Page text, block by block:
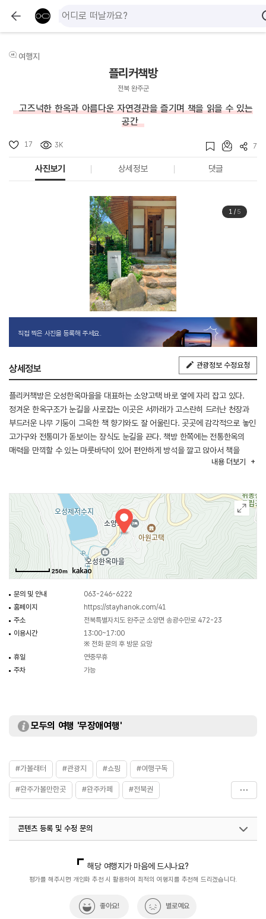
여행지
플리커책방
전북 완주군
고즈넉한 한옥과 아름다운 자연경관을 즐기며 책을 읽을 수 있는
공간
17 3K 7
사진보기 상세정보 댓글
1/ 5
직접 찍은 사진을 등록해 주세요.
상세정보 관광정보 수정요청
플리커책방은 오성한옥마을을 대표하는 소양고택 바로 옆에 자리 잡고 있다.
정겨운 한옥구조가 눈길을 사로잡는 이곳은 서까래가 고스란히 드러난 천장과
부드러운 나무 기둥이 그윽한 책 향기와도 잘 어울린다. 곳곳에 감각적으로 놓인
고가구와 전통미가 돋보이는 장식도 눈길을 끈다. 책방 한쪽에는 전통한옥의
매력을 만끽할 수 있는 마룻바닥이 있어 편안하게 방석을 깔고 앉아서 책을
읽거나 이야기를 나눌 수 있다. 또 기둥 사이에 널찍한 여닫이 창문을 배치해
테라스에선 한옥마을의 정취를 오롯이 즐기기 좋다. 큐레이션서점으로 운영되고
있는 플리커책방엔 소설과 에세이, 시집 등 다양한 종류의 책이 있다. 책을
구매하는 것은 물론 따뜻한 차 한 잔의 여유도 누릴 수 있다.
내용 더보기
250m
문의 및 안내
063-246-6222
홈페이지
https://stayhanok.com/41
주소
전북특별자치도 완주군 소양면 송광수만로 472-23
이용시간
13:00~17:00
※ 전화 문의 후 방문 요망
휴일
연중무휴
주차
가능
모두의 여행 '무장애여행'
#가볼래터 #관광지 #쇼핑 #여행구독
#완주가볼만한곳 #완주카페 #전북권
콘텐츠 등록 및 수정 문의
해당 여행지가 마음에 드시나요?
평가를 해주시면 개인화 추천 시 활용하여 최적의 여행지를 추천해 드리겠습니다.
좋아요! 별로예요